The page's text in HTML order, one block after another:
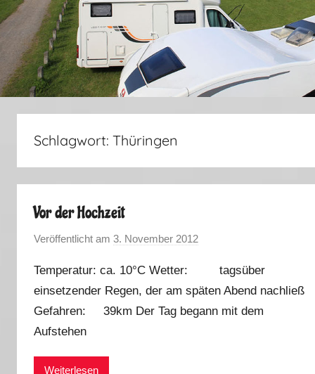
Schlagwort: Thüringen
Vor der Hochzeit
Veröffentlicht am 3. November 2012
M
a
Temperatur: ca. 10°C Wetter: tagsüber
einsetzender Regen, der am späten Abend nachließ
Gefahren: 39km Der Tag begann mit dem
Aufstehen
Weiterlesen